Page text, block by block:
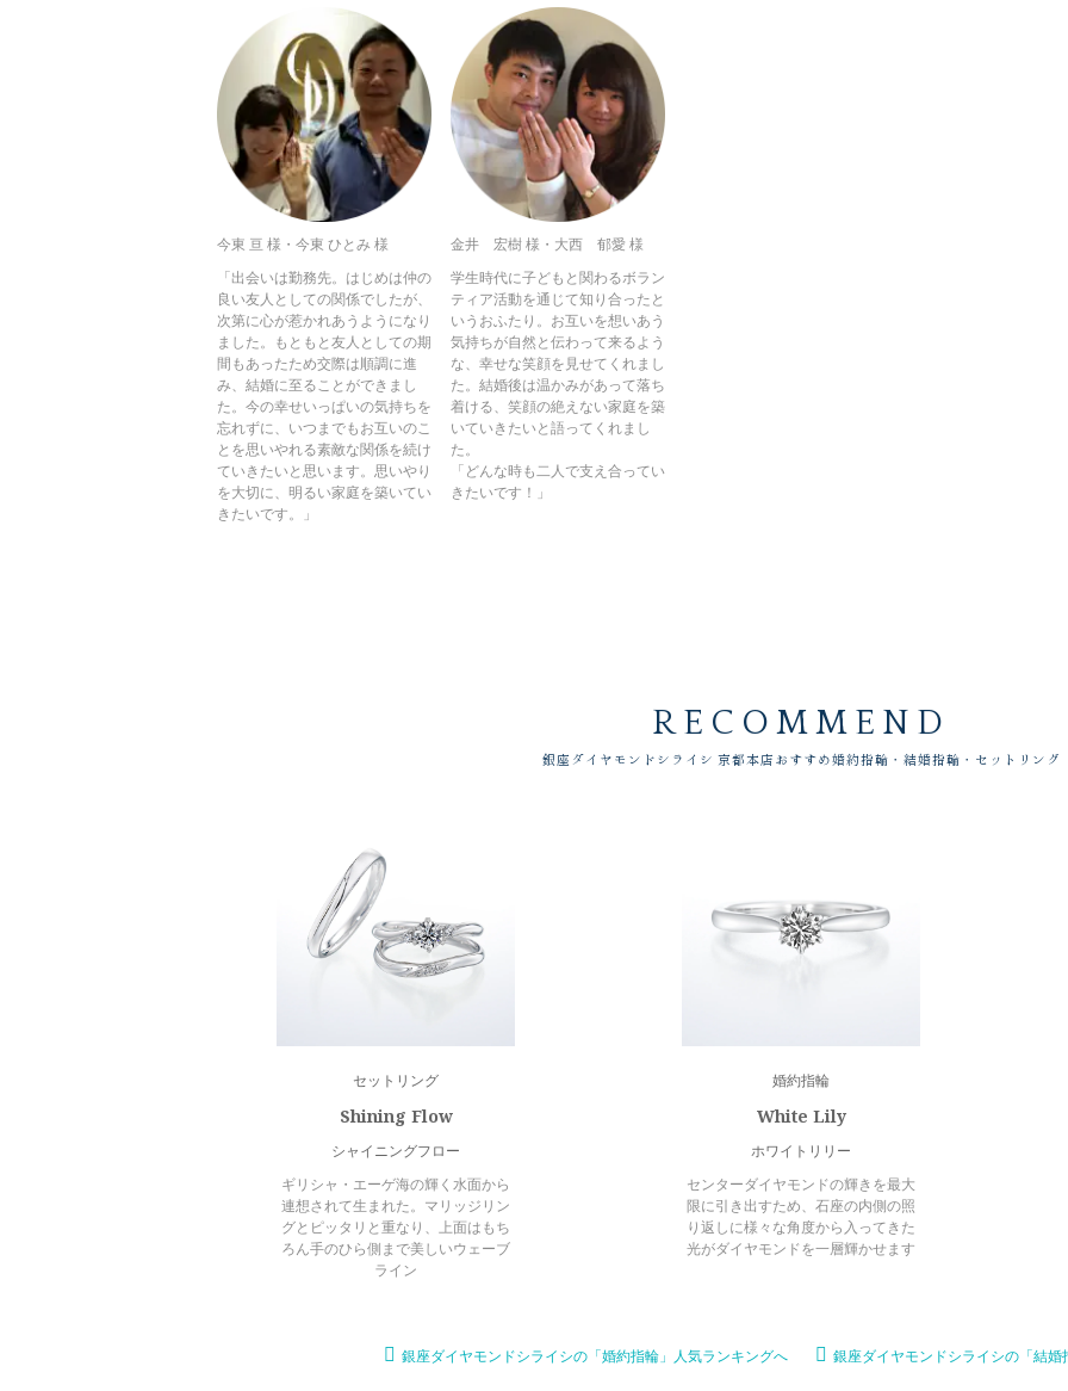
今東 亘 様・今東 ひとみ 様
「出会いは勤務先。はじめは仲の
良い友人としての関係でしたが、
次第に心が惹かれあうようになり
ました。もともと友人としての期
間もあったため交際は順調に進
み、結婚に至ることができまし
た。今の幸せいっぱいの気持ちを
忘れずに、いつまでもお互いのこ
とを思いやれる素敵な関係を続け
ていきたいと思います。思いやり
を大切に、明るい家庭を築いてい
きたいです。」
金井 宏樹 様・大西 郁愛 様
学生時代に子どもと関わるボラン
ティア活動を通じて知り合ったと
いうおふたり。お互いを想いあう
気持ちが自然と伝わって来るよう
な、幸せな笑顔を見せてくれまし
た。結婚後は温かみがあって落ち
着ける、笑顔の絶えない家庭を築
いていきたいと語ってくれまし
た。
「どんな時も二人で支え合ってい
きたいです！」
RECOMMEND
銀座ダイヤモンドシライシ 京都本店おすすめ婚約指輪・結婚指輪・セットリング
セットリング
Shining Flow
シャイニングフロー
ギリシャ・エーゲ海の輝く水面から
連想されて生まれた。マリッジリン
グとピッタリと重なり、上面はもち
ろん手のひら側まで美しいウェーブ
ライン
婚約指輪
White Lily
ホワイトリリー
センターダイヤモンドの輝きを最大
限に引き出すため、石座の内側の照
り返しに様々な角度から入ってきた
光がダイヤモンドを一層輝かせます
銀座ダイヤモンドシライシの「婚約指輪」人気ランキングへ 銀座ダイヤモンドシライシの「結